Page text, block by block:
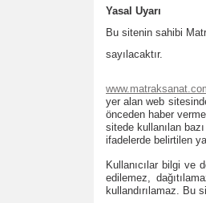
Yasal Uyarı
Bu sitenin sahibi
sayılacaktır.
yer alan web
önceden haber
sitede kullanılan
ifadelerde belirtilen
Kullanıcılar bilgi ve
edilemez,
kullandırılamaz. Bu